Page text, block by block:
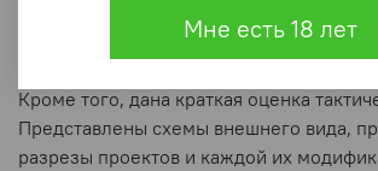
технических особенностях и всех
Кроме того, дана краткая оценка
Представлены схемы внешнего вида,
разрезы проектов и каждой их
Мне есть 18 лет